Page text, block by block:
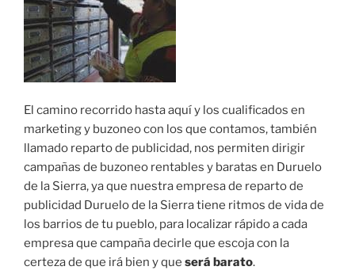
El camino recorrido hasta aquí y los cualificados en
marketing y buzoneo con los que contamos, también
llamado reparto de publicidad, nos permiten dirigir
campañas de buzoneo rentables y baratas en Duruelo
de la Sierra, ya que nuestra empresa de reparto de
publicidad Duruelo de la Sierra tiene ritmos de vida de
los barrios de tu pueblo, para localizar rápido a cada
empresa que campaña decirle que escoja con la
certeza de que irá bien y que será barato.